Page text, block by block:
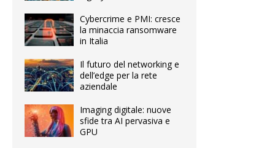
Cybercrime e PMI: cresce
la minaccia ransomware
in Italia
Il futuro del networking e
dell’edge per la rete
aziendale
Imaging digitale: nuove
sfide tra AI pervasiva e
GPU